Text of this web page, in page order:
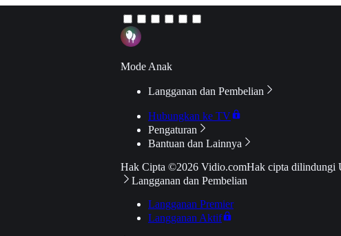
Mode Anak
Langganan dan Pembelian
Hubungkan ke TV
Pengaturan
Bantuan dan Lainnya
Hak Cipta ©2026 Vidio.comHak cipta dilindungi
Langganan dan Pembelian
Langganan Premier
Langganan Aktif